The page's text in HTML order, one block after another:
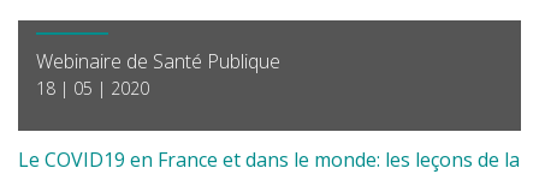
Webinaire de Santé Publique
18 | 05 | 2020
Le COVID19 en France et dans le monde: les leçons de la